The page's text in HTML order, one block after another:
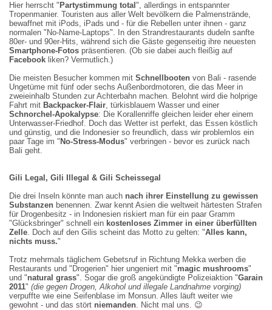
Hier herrscht " Partystimmung total ", allerdings in entspannter
Tropenmanier. Touristen aus aller Welt bevölkern die Palmenstrände,
bewaffnet mit iPods, iPads und - für die Rebellen unter ihnen - ganz
normalen "No-Name-Laptops". In den Strandrestaurants dudeln sanfte
80er- und 90er-Hits, während sich die Gäste gegenseitig ihre neuesten
Smartphone-Fotos präsentieren. (Ob sie dabei auch fleißig auf
Facebook liken? Vermutlich.)
Die meisten Besucher kommen mit Schnellbooten von Bali - rasende
Ungetüme mit fünf oder sechs Außenbordmotoren, die das Meer in
zweieinhalb Stunden zur Achterbahn machen. Belohnt wird die holprige
Fahrt mit Backpacker-Flair, türkisblauem Wasser und einer
Schnorchel-Apokalypse: Die Korallenriffe gleichen leider eher einem
Unterwasser-Friedhof. Doch das Wetter ist perfekt, das Essen köstlich
und günstig, und die Indonesier so freundlich, dass wir problemlos ein
paar Tage im " No-Stress-Modus" verbringen - bevor es zurück nach
Bali geht.
Gili Legal, Gili Illegal & Gili Scheissegal
Die drei Inseln könnte man auch nach ihrer Einstellung zu gewissen
Substanzen benennen. Zwar kennt Asien die weltweit härtesten Strafen
für Drogenbesitz - in Indonesien riskiert man für ein paar Gramm
"Glücksbringer" schnell ein kostenloses Zimmer in einer überfüllten
Zelle. Doch auf den Gilis scheint das Motto zu gelten: "Alles kann,
nichts muss."
Trotz mehrmals täglichem Gebetsruf in Richtung Mekka werben die
Restaurants und "Drogerien" hier ungeniert mit "magic mushrooms"
und "natural grass". Sogar die groß angekündigte Polizeiaktion "Garain
2011" (die gegen Drogen, Alkohol und illegale Landnahme vorging)
verpuffte wie eine Seifenblase im Monsun. Alles läuft weiter wie
gewohnt - und das stört niemanden. Nicht mal uns. 😉